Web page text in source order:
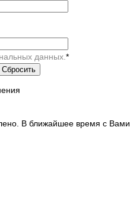
данных. *
В ближайшее время с Вами